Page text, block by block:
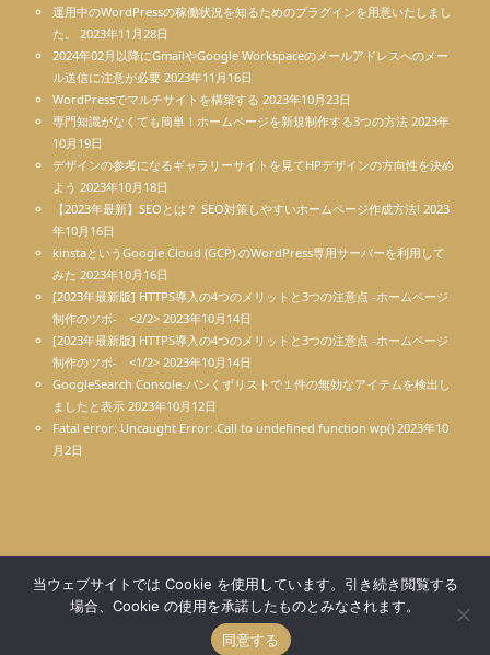
運用中のWordPressの稼働状況を知るためのプラグインを用意いたしまし
た。
2023年11月28日
2024年02月以降にGmailやGoogle Workspaceのメールアドレスへのメー
ル送信に注意が必要 2023年11月16日
WordPressでマルチサイトを構築する 2023年10月23日
専門知識がなくても簡単！ホームページを新規制作する3つの方法 2023年
10月19日
デザインの参考になるギャラリーサイトを見てHPデザインの方向性を決め
よう 2023年10月18日
【2023年最新】SEOとは？ SEO対策しやすいホームページ作成方法! 2023
年10月16日
kinstaというGoogle Cloud (GCP) のWordPress専用サーバーを利用して
みた 2023年10月16日
[2023年最新版] HTTPS導入の4つのメリットと3つの注意点 -ホームページ
制作のツボ- <2/2> 2023年10月14日
[2023年最新版] HTTPS導入の4つのメリットと3つの注意点 -ホームページ
制作のツボ- <1/2> 2023年10月14日
GoogleSearch Console-パンくずリストで１件の無効なアイテムを検出し
ましたと表示 2023年10月12日
Fatal error: Uncaught Error: Call to undefined function wp() 2023年10
月2日
Copyright © さくっとホームページ作成東京 All Rights Reserved.
当ウェブサイトでは Cookie を使用しています。引き続き閲覧する
場合、Cookie の使用を承諾したものとみなされます。
同意する